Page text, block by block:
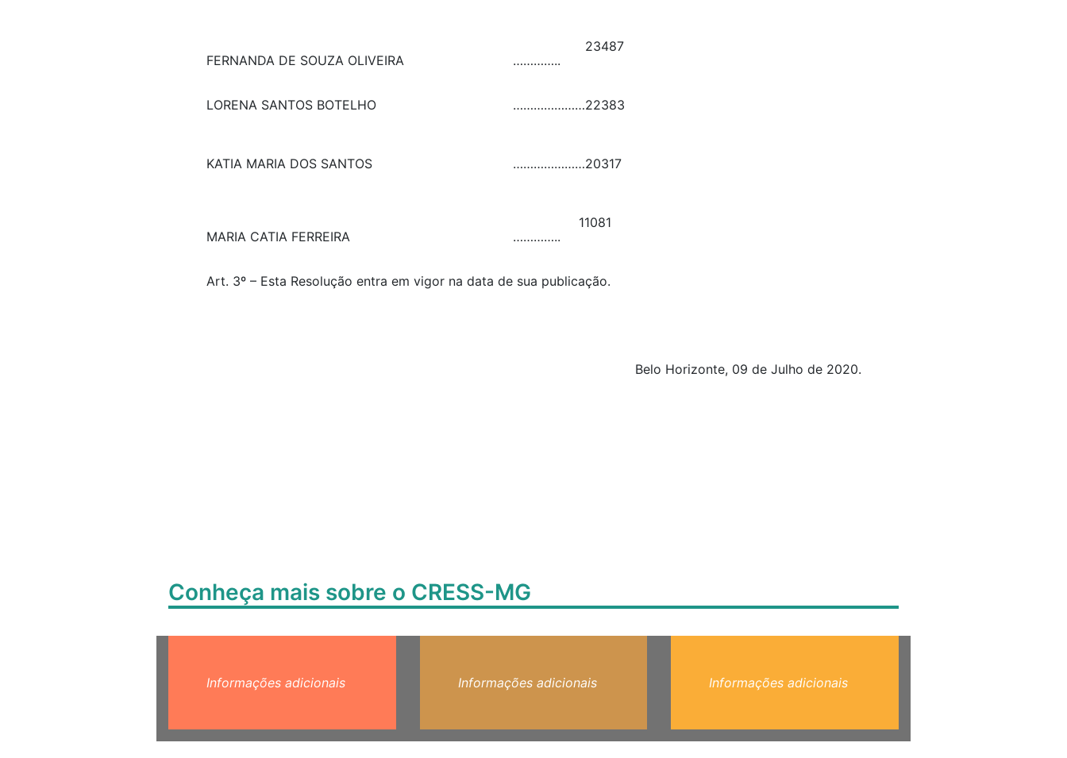
FERNANDA DE SOUZA OLIVEIRA …………..
23487
LORENA SANTOS BOTELHO …………………22383
KATIA MARIA DOS SANTOS …………………20317
MARIA CATIA FERREIRA …………..
11081
Art. 3º – Esta Resolução entra em vigor na data de sua publicação.
Belo Horizonte, 09 de Julho de 2020.
Conheça mais sobre o CRESS-MG
Informações adicionais Informações adicionais Informações adicionais